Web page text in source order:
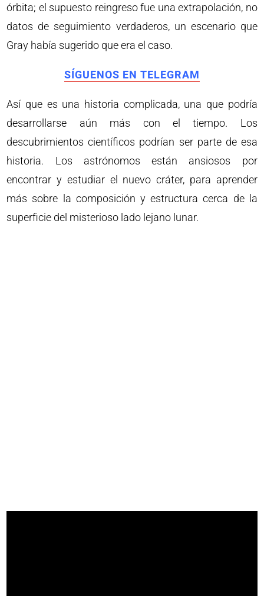
órbita; el supuesto reingreso fue una extrapolación, no
datos de seguimiento verdaderos, un escenario que
Gray había sugerido que era el caso.
SÍGUENOS EN TELEGRAM
Así que es una historia complicada, una que podría
desarrollarse aún más con el tiempo. Los
descubrimientos científicos podrían ser parte de esa
historia. Los astrónomos están ansiosos por
encontrar y estudiar el nuevo cráter, para aprender
más sobre la composición y estructura cerca de la
superficie del misterioso lado lejano lunar.